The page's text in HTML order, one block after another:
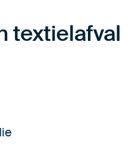
textielafval